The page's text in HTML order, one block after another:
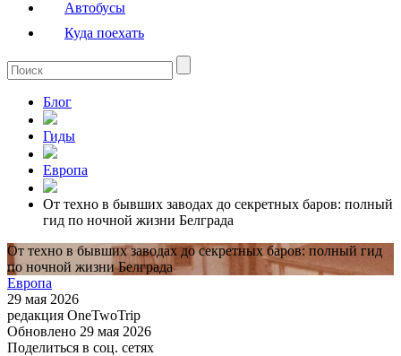
Автобусы
Куда поехать
Блог
Гиды
Европа
От техно в бывших заводах до секретных баров: полный
гид по ночной жизни Белграда
От техно в бывших заводах до секретных баров: полный гид
по ночной жизни Белграда
Европа
29 мая 2026
редакция OneTwoTrip
Обновлено 29 мая 2026
Поделиться в соц. сетях